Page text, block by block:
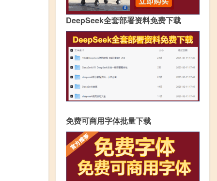
DeepSeek全套部署资料免费下载
免费可商用字体批量下载